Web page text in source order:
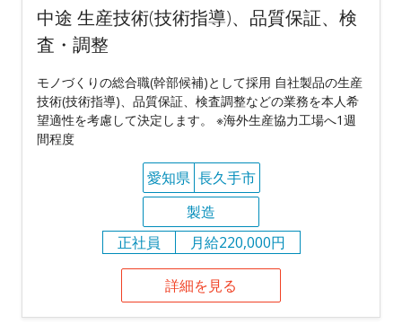
中途 生産技術(技術指導)、品質保証、検
査・調整
モノづくりの総合職(幹部候補)として採用 自社製品の生産
技術(技術指導)、品質保証、検査調整などの業務を本人希
望適性を考慮して決定します。 ※海外生産協力工場へ1週
間程度
愛知県 長久手市
製造
正社員
月給220,000円
詳細を見る